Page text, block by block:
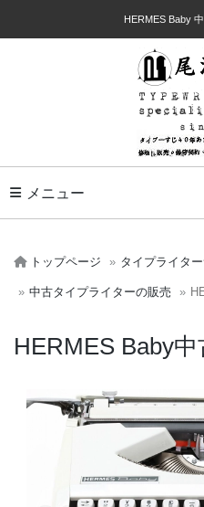
HERMES Baby
Toggle Navigation
メニュー
トップページ タイプライタ
中古タイプライターの販売
HERMES Baby